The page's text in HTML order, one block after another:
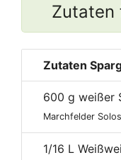
Zutaten
Zutaten
600 g weißer
Marchfelder
1/16 L